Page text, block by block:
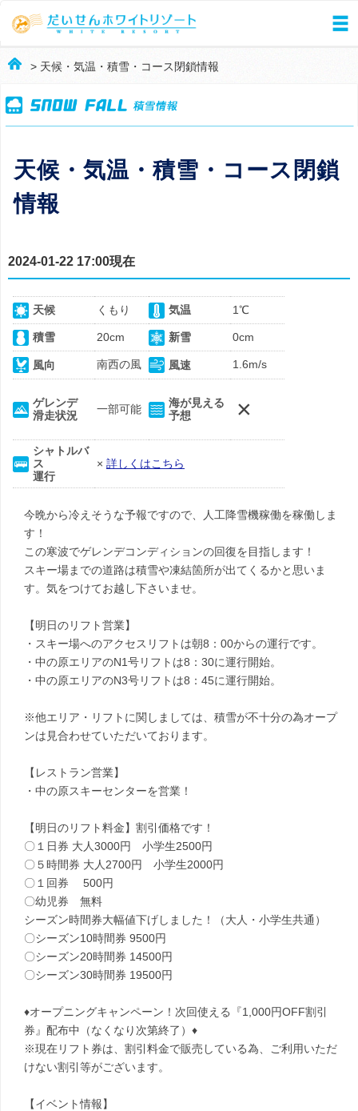
> 天候・気温・積雪・コース閉鎖情報
天候・気温・積雪・コース閉鎖
情報
2024-01-22 17:00現在
天候 くもり 気温 1℃
積雪 20cm 新雪 0cm
風向 南西の風 風速 1.6m/s
ゲレンデ
滑走状況
一部可能
海が見える
予想
×
シャトルバ
ス
運行
× 詳しくはこちら
今晩から冷えそうな予報ですので、人工降雪機稼働を稼働しま
す！
この寒波でゲレンデコンディションの回復を目指します！
スキー場までの道路は積雪や凍結箇所が出てくるかと思いま
す。気をつけてお越し下さいませ。
【明日のリフト営業】
・スキー場へのアクセスリフトは朝8：00からの運行です。
・中の原エリアのN1号リフトは8：30に運行開始。
・中の原エリアのN3号リフトは8：45に運行開始。
※他エリア・リフトに関しましては、積雪が不十分の為オープ
ンは見合わせていただいております。
【レストラン営業】
・中の原スキーセンターを営業！
【明日のリフト料金】割引価格です！
〇１日券 大人3000円 小学生2500円
〇５時間券 大人2700円 小学生2000円
〇１回券 500円
〇幼児券 無料
シーズン時間券大幅値下げしました！（大人・小学生共通）
〇シーズン10時間券 9500円
〇シーズン20時間券 14500円
〇シーズン30時間券 19500円
♦オープニングキャンペーン！次回使える『1,000円OFF割引
券』配布中（なくなり次第終了）♦
※現在リフト券は、割引料金で販売している為、ご利用いただ
けない割引等がございます。
【イベント情報】